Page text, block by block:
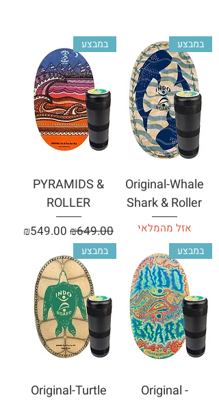
במבצע
Original-Whale
Shark & Roller
אזל מהמלאי
במבצע
PYRAMIDS &
ROLLER
מחיר רגיל
₪649.00 מחיר מבצע
₪549.00
במבצע
Original -
במבצע
Original-Turtle